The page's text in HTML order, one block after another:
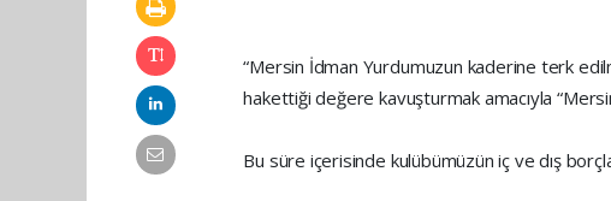
“Mersin İdman Yurdumuzun kaderine terk
hakettiği değere kavuşturmak amacıyla
Bu süre içerisinde kulübümüzün iç ve dış